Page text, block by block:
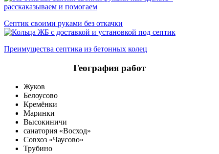
Септик своими руками без откачки
Преимущества септика из бетонных колец
География работ
Жуков
Белоусово
Кремёнки
Маринки
Высокиничи
санатория «Восход»
Совхоз «Чаусово»
Трубино